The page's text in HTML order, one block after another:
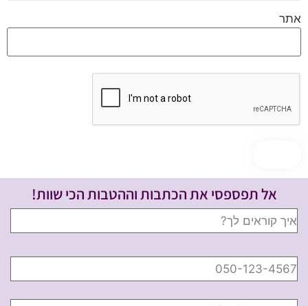
אתר
אל תפספסי את הכתבות וההטבות הכי שוות!